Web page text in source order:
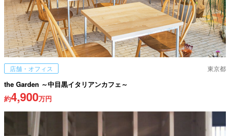
店舗・オフィス 東京都
the Garden ～中目黒イタリアンカフェ～
約4,900万円